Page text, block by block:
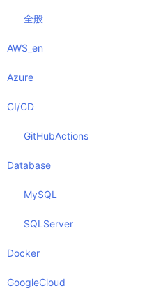
全般
AWS_en
Azure
CI/CD
GitHubActions
Database
MySQL
SQLServer
Docker
GoogleCloud